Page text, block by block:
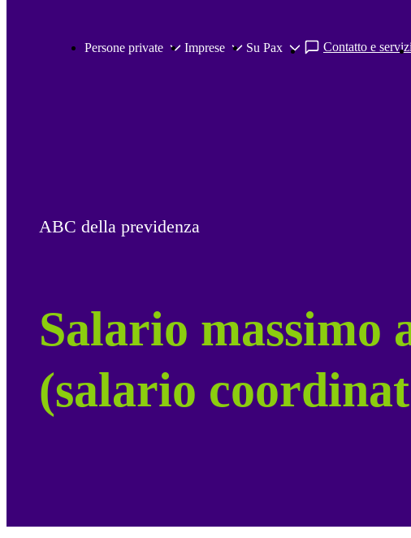
Persone private Imprese Su Pax Contatto e servizi
ABC della previdenza
Salario massimo
(salario